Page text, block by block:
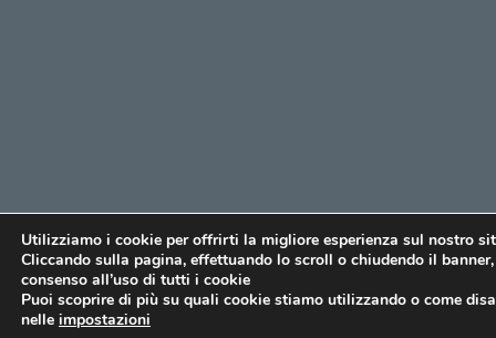
Utilizziamo i cookie per offrirti la migliore esperienza sul nostro
Cliccando sulla pagina, effettuando lo scroll o chiudendo il
consenso all’uso di tutti i cookie
Puoi scoprire di più su quali cookie stiamo utilizzando o come
nelle impostazioni